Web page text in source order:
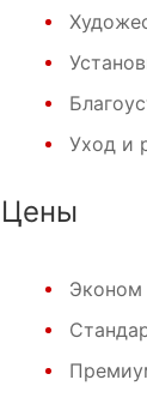
Уход и
Цены
Эконом